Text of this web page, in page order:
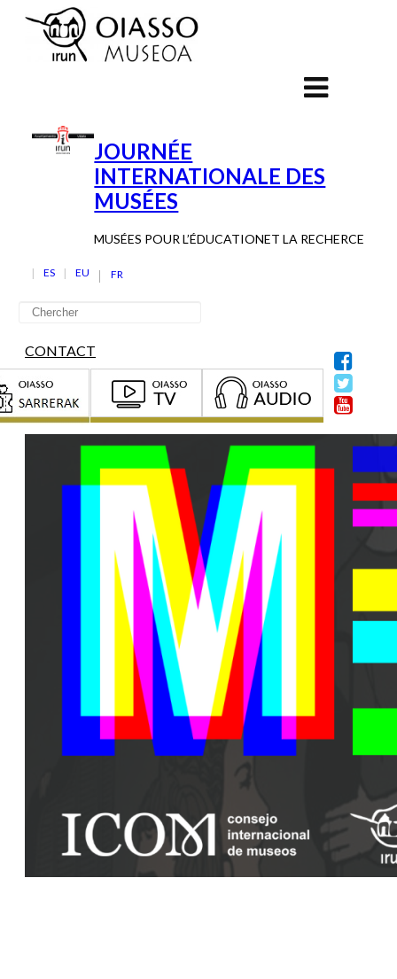
ES EU FR
CONTACT
JOURNÉE
INTERNATIONALE DES
MUSÉES
MUSÉES POUR L’ÉDUCATIONET LA RECHERCE